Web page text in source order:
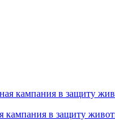
кампания в защиту